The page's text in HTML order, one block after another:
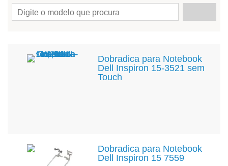
Dobradica para Notebook
Dell Inspiron 15-3521 sem
Touch
Dobradica para Notebook
Dell Inspiron 15 7559